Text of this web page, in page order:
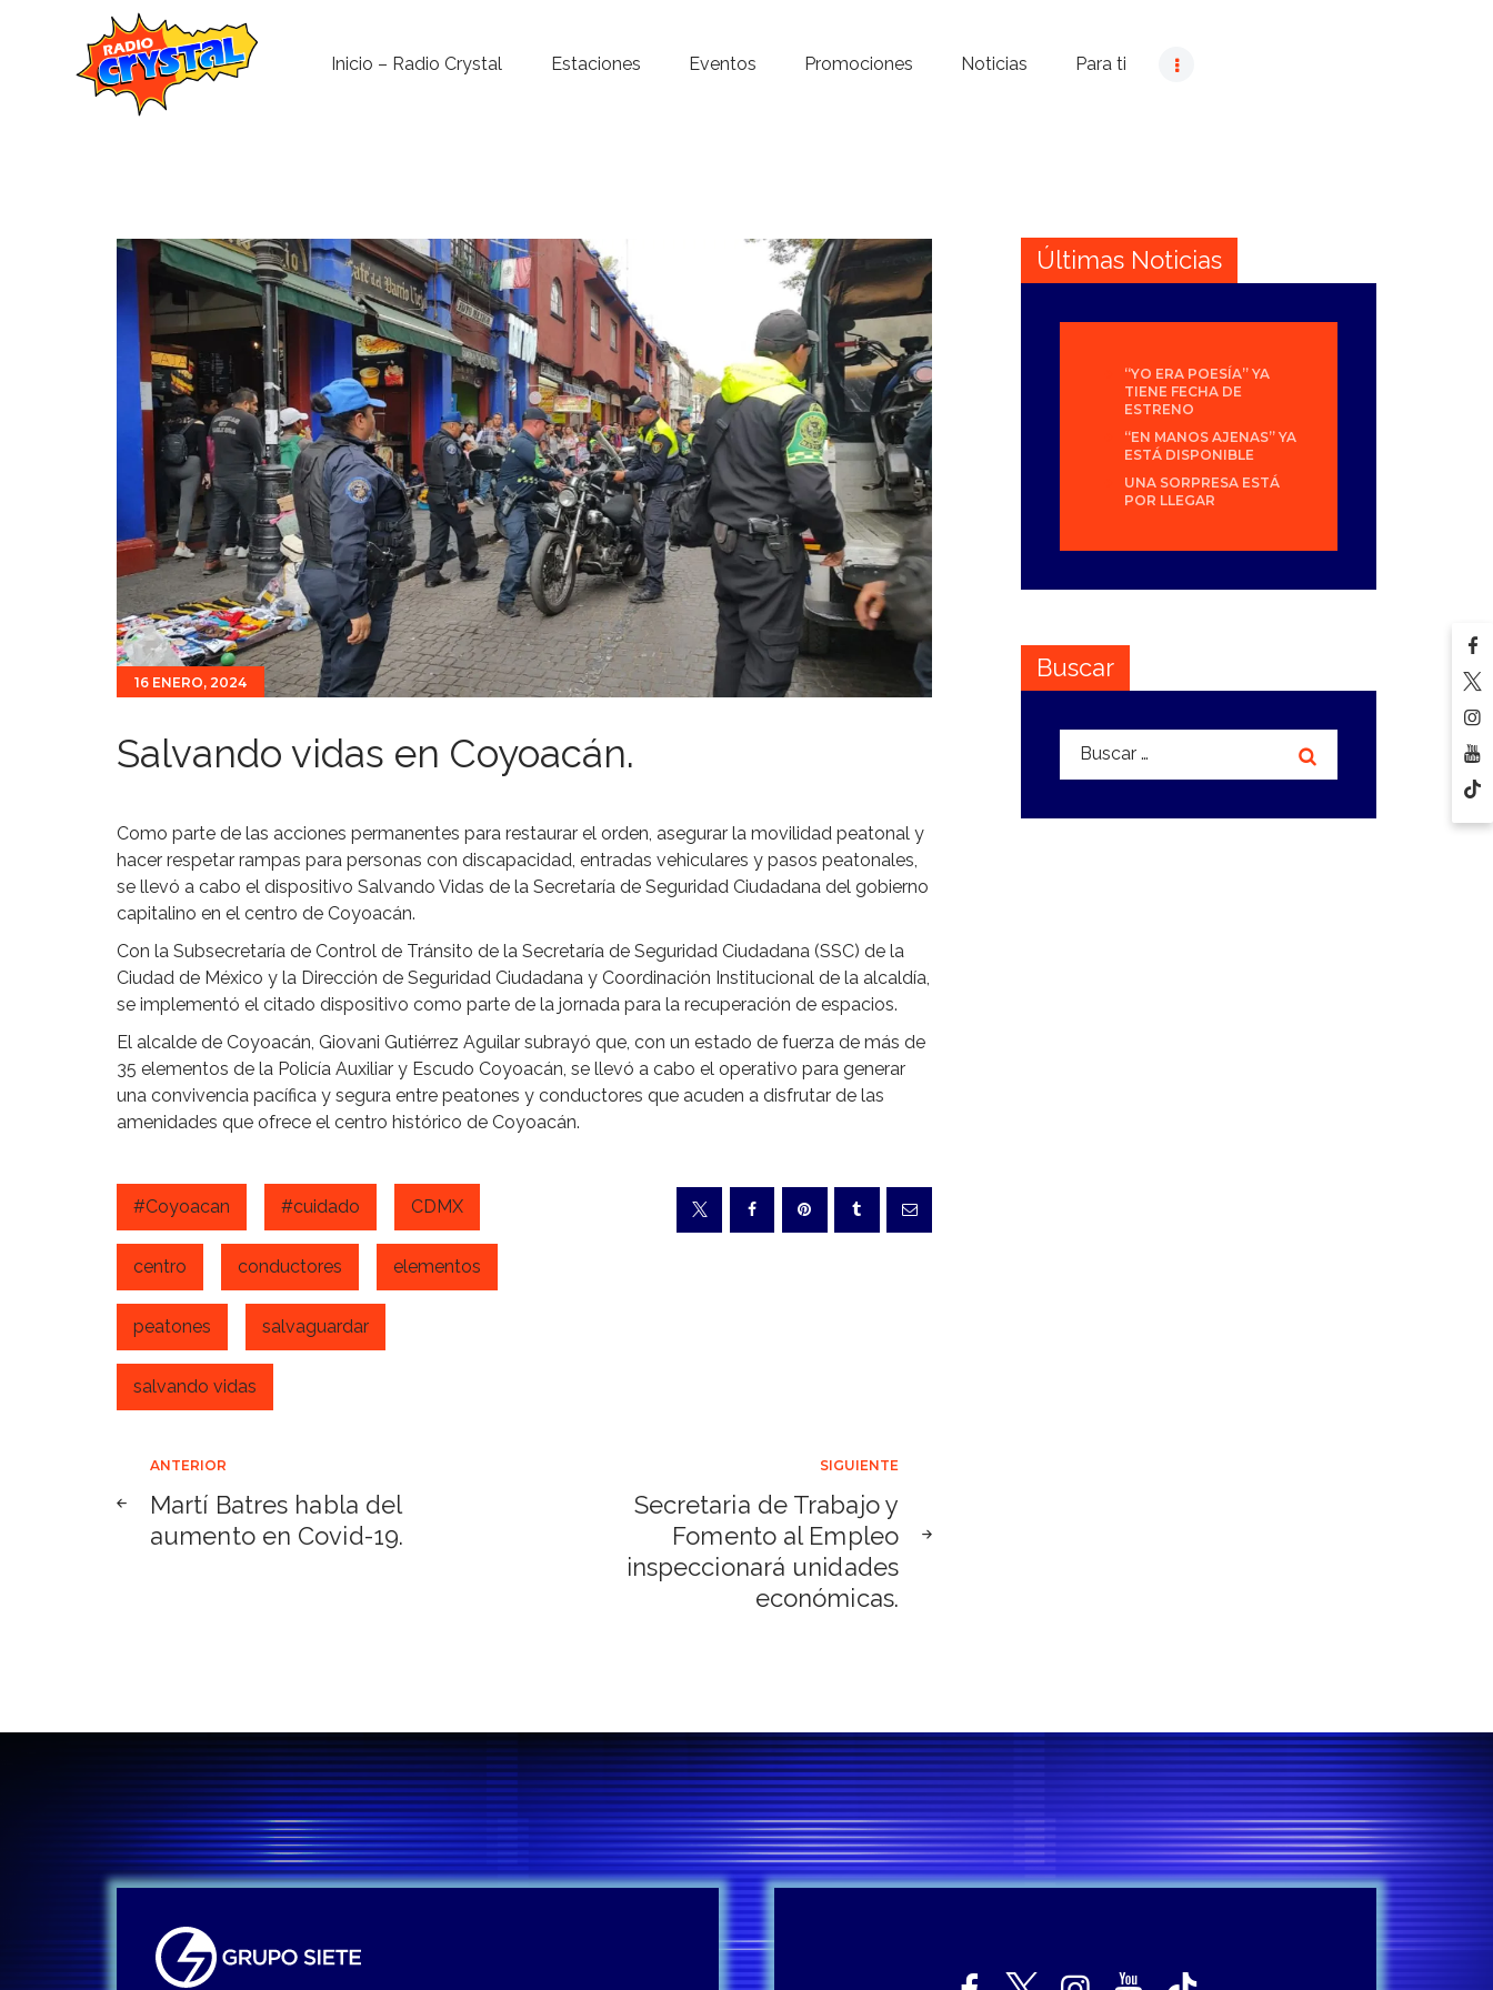
Inicio – Radio Crystal Estaciones Eventos Promociones Noticias Para ti
Noticias
Para ti
Contacto
16 ENERO, 2024
Salvando vidas en Coyoacán.
Como parte de las acciones permanentes para restaurar el orden, asegurar la movilidad peatonal y
hacer respetar rampas para personas con discapacidad, entradas vehiculares y pasos peatonales,
se llevó a cabo el dispositivo Salvando Vidas de la Secretaría de Seguridad Ciudadana del gobierno
capitalino en el centro de Coyoacán.
Con la Subsecretaría de Control de Tránsito de la Secretaría de Seguridad Ciudadana (SSC) de la
Ciudad de México y la Dirección de Seguridad Ciudadana y Coordinación Institucional de la alcaldía,
se implementó el citado dispositivo como parte de la jornada para la recuperación de espacios.
El alcalde de Coyoacán, Giovani Gutiérrez Aguilar subrayó que, con un estado de fuerza de más de
35 elementos de la Policía Auxiliar y Escudo Coyoacán, se llevó a cabo el operativo para generar
una convivencia pacífica y segura entre peatones y conductores que acuden a disfrutar de las
amenidades que ofrece el centro histórico de Coyoacán.
#Coyoacan #cuidado CDMX
centro conductores elementos
peatones salvaguardar
salvando vidas
Navegación
de
ANTERIOR
Martí Batres habla del
aumento en Covid-19.
SIGUIENTE
Secretaria de Trabajo y
Fomento al Empleo
inspeccionará unidades
económicas.
Últimas Noticias
“YO ERA POESÍA” YA
TIENE FECHA DE
ESTRENO
“EN MANOS AJENAS” YA
ESTÁ DISPONIBLE
UNA SORPRESA ESTÁ
POR LLEGAR
Buscar
Buscar: